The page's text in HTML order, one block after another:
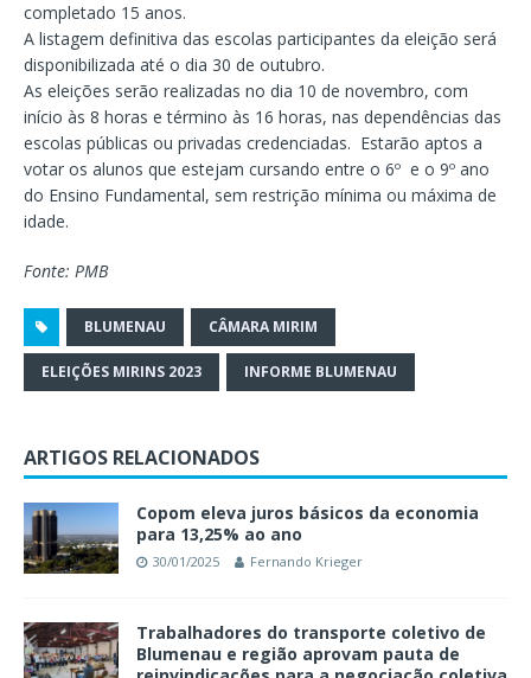
completado 15 anos.
A listagem definitiva das escolas participantes da eleição será
disponibilizada até o dia 30 de outubro.
As eleições serão realizadas no dia 10 de novembro, com
início às 8 horas e término às 16 horas, nas dependências das
escolas públicas ou privadas credenciadas. Estarão aptos a
votar os alunos que estejam cursando entre o 6º e o 9º ano
do Ensino Fundamental, sem restrição mínima ou máxima de
idade.
Fonte: PMB
BLUMENAU CÂMARA MIRIM
ELEIÇÕES MIRINS 2023 INFORME BLUMENAU
ARTIGOS RELACIONADOS
Copom eleva juros básicos da economia
para 13,25% ao ano
30/01/2025 Fernando Krieger
Trabalhadores do transporte coletivo de
Blumenau e região aprovam pauta de